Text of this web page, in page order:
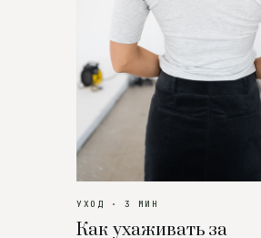
УХОД · 3 МИН
Как ухаживать за